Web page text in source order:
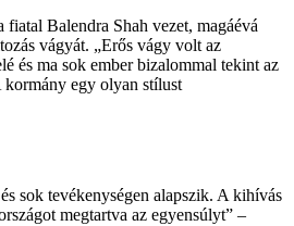
Balendra Shah vezet, magáévá
vágyát. „Erős vágy volt az
és ma sok ember bizalommal tekint az
egy olyan stílust
sok tevékenységen alapszik. A kihívás
megtartva az egyensúlyt” –